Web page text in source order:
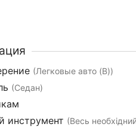
(Легковые авто (B))
(Седан)
инструмент (Весь